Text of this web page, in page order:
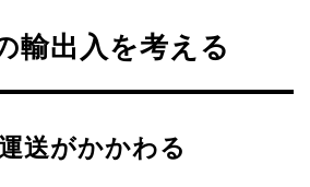
輸出入を考える
送がかかわる